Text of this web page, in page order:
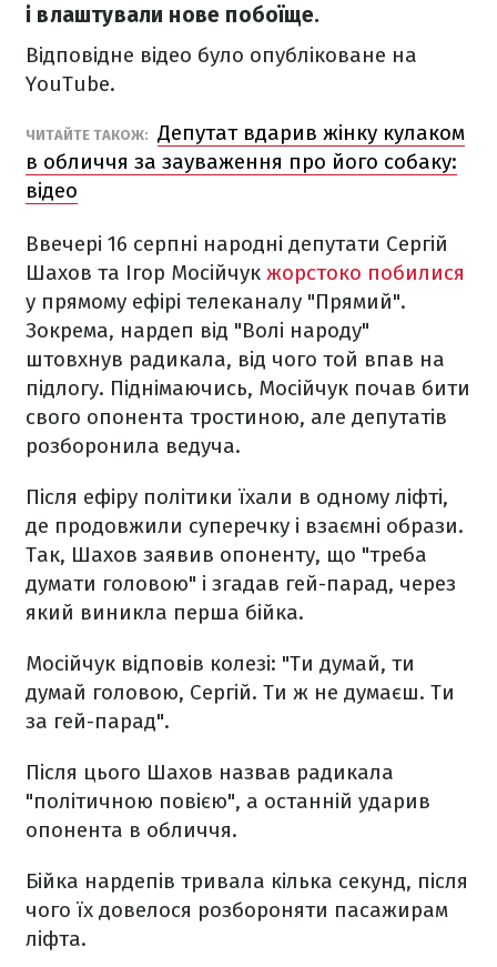
і влаштували нове побоїще.
Відповідне відео було опубліковане на
YouTube.
ЧИТАЙТЕ ТАКОЖ: Депутат вдарив жінку кулаком
в обличчя за зауваження про його собаку:
відео
Ввечері 16 серпні народні депутати Сергій
Шахов та Ігор Мосійчук жорстоко побилися
у прямому ефірі телеканалу "Прямий".
Зокрема, нардеп від "Волі народу"
штовхнув радикала, від чого той впав на
підлогу. Піднімаючись, Мосійчук почав бити
свого опонента тростиною, але депутатів
розборонила ведуча.
Після ефіру політики їхали в одному ліфті,
де продовжили суперечку і взаємні образи.
Так, Шахов заявив опоненту, що "треба
думати головою" і згадав гей-парад, через
який виникла перша бійка.
Мосійчук відповів колезі: "Ти думай, ти
думай головою, Сергій. Ти ж не думаєш. Ти
за гей-парад".
Після цього Шахов назвав радикала
"політичною повією", а останній ударив
опонента в обличчя.
Бійка нардепів тривала кілька секунд, після
чого їх довелося розбороняти пасажирам
ліфта.